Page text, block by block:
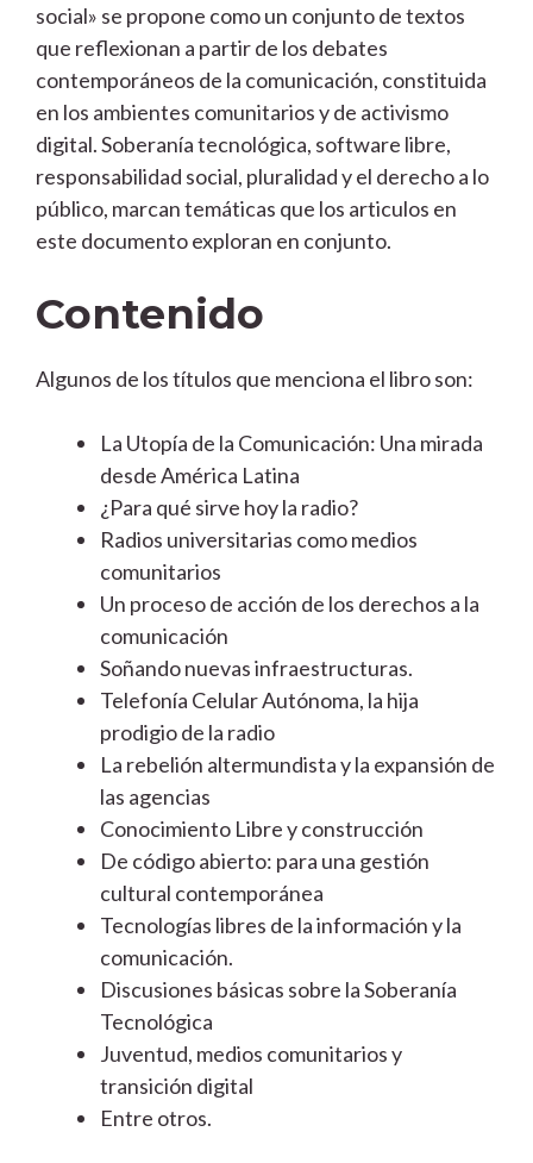
social» se propone como un conjunto de textos
que reflexionan a partir de los debates
contemporáneos de la comunicación, constituida
en los ambientes comunitarios y de activismo
digital. Soberanía tecnológica, software libre,
responsabilidad social, pluralidad y el derecho a lo
público, marcan temáticas que los articulos en
este documento exploran en conjunto.
Contenido
Algunos de los títulos que menciona el libro son:
La Utopía de la Comunicación: Una mirada
desde América Latina
¿Para qué sirve hoy la radio?
Radios universitarias como medios
comunitarios
Un proceso de acción de los derechos a la
comunicación
Soñando nuevas infraestructuras.
Telefonía Celular Autónoma, la hija
prodigio de la radio
La rebelión altermundista y la expansión de
las agencias
Conocimiento Libre y construcción
De código abierto: para una gestión
cultural contemporánea
Tecnologías libres de la información y la
comunicación.
Discusiones básicas sobre la Soberanía
Tecnológica
Juventud, medios comunitarios y
transición digital
Entre otros.